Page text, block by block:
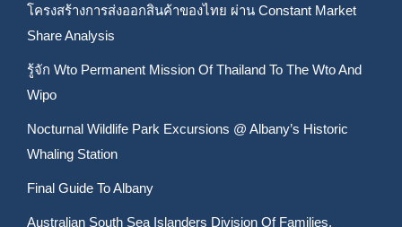
โครงสร้างการส่งออกสินค้าของไทย ผ่าน Constant Market
Share Analysis
รู้จัก Wto Permanent Mission Of Thailand To The Wto And
Wipo
Nocturnal Wildlife Park Excursions @ Albany’s Historic
Whaling Station
Final Guide To Albany
Australian South Sea Islanders Division Of Families,